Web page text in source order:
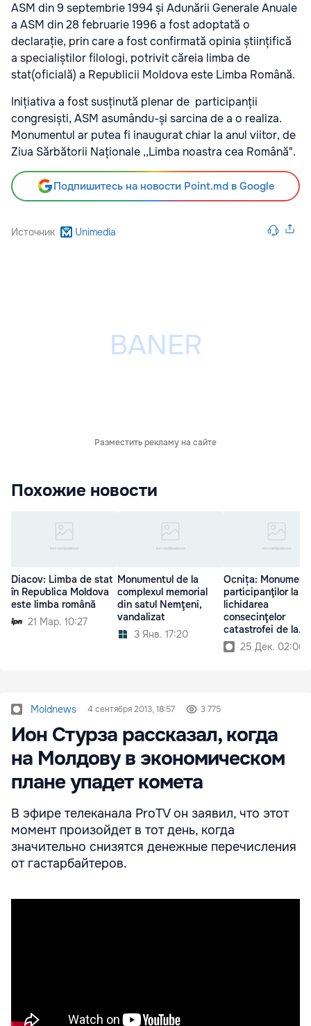
ASM din 9 septembrie 1994 și Adunării Generale Anuale
a ASM din 28 februarie 1996 a fost adoptată o
declarație, prin care a fost confirmată opinia științifică
a specialiștilor filologi, potrivit căreia limba de
stat(oficială) a Republicii Moldova este Limba Română.
Inițiativa a fost susținută plenar de participanții
congresiști, ASM asumându-și sarcina de a o realiza.
Monumentul ar putea fi inaugurat chiar la anul viitor, de
Ziua Sărbătorii Naționale ,,Limba noastra cea Română".
Подпишитесь на новости Point.md в Google
Источник Unimedia
Разместить рекламу на сайте
Похожие новости
Diacov: Limba de stat
în Republica Moldova
este limba română
21 Мар. 10:27
Monumentul de la
complexul memorial
din satul Nemţeni,
vandalizat
3 Янв. 17:20
Ocnița: Monument,
participanţilor la
lichidarea
consecinţelor
catastrofei de la
Cernobîl
25 Дек. 02:00
Moldnews 4 сентября 2013, 18:57 3 775
Ион Стурза рассказал, когда
на Молдову в экономическом
плане упадет комета
В эфире телеканала ProTV он заявил, что этот
момент произойдет в тот день, когда
значительно снизятся денежные перечисления
от гастарбайтеров.